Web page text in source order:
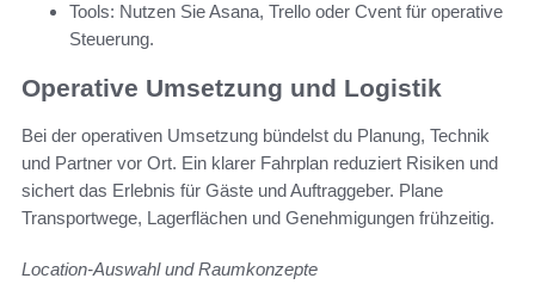
Tools: Nutzen Sie Asana, Trello oder Cvent für operative
Steuerung.
Operative Umsetzung und Logistik
Bei der operativen Umsetzung bündelst du Planung, Technik
und Partner vor Ort. Ein klarer Fahrplan reduziert Risiken und
sichert das Erlebnis für Gäste und Auftraggeber. Plane
Transportwege, Lagerflächen und Genehmigungen frühzeitig.
Location-Auswahl und Raumkonzepte